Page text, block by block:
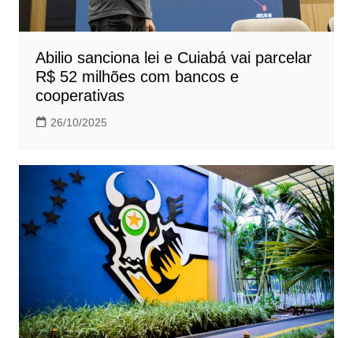
Abilio sanciona lei e Cuiabá vai parcelar
R$ 52 milhões com bancos e
cooperativas
26/10/2025